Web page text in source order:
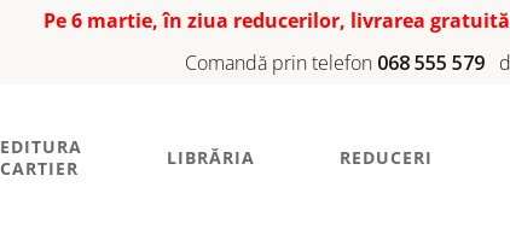
Pe 6 martie, în ziua reducerilor, livrarea
Comandă prin telefon 068 555 579
EDITURA
CARTIER
LIBRĂRIA REDUCERI